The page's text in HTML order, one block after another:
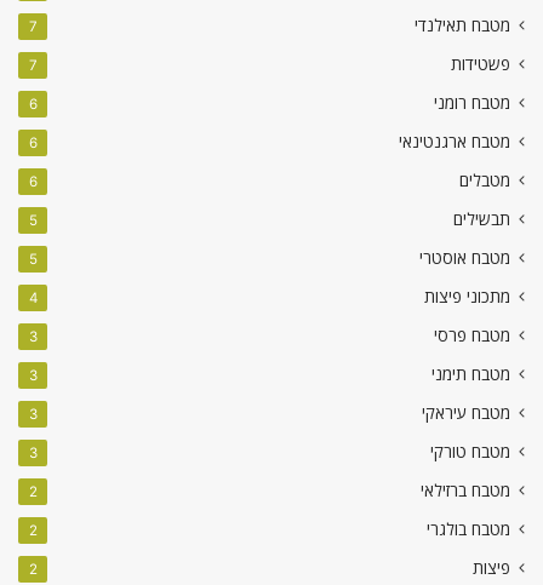
מטבח תאילנדי 7
פשטידות 7
מטבח רומני 6
מטבח ארגנטינאי 6
מטבלים 6
תבשילים 5
מטבח אוסטרי 5
מתכוני פיצות 4
מטבח פרסי 3
מטבח תימני 3
מטבח עיראקי 3
מטבח טורקי 3
מטבח ברזילאי 2
מטבח בולגרי 2
פיצות 2